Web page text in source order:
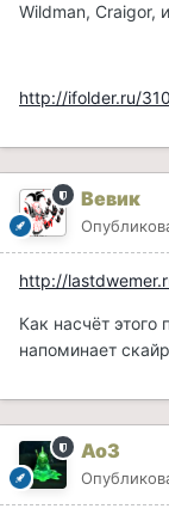
Wildman, Craigor,
http://ifolder.ru/
Вевик
http://
Как насчёт
напоминает
Ao3